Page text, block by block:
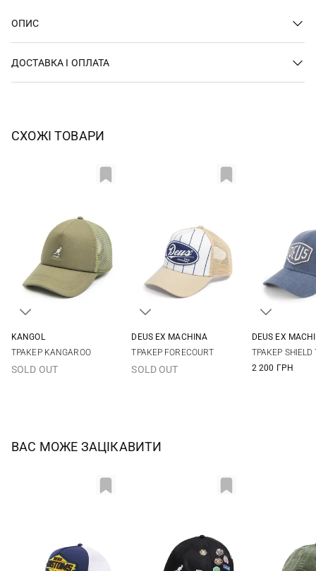
ОПИС
ДОСТАВКА І ОПЛАТА
СХОЖІ ТОВАРИ
KANGOL
ТРАКЕР KANGAROO
SOLD OUT
DEUS EX MACHINА
ТРАКЕР FORECOURT
SOLD OUT
DEUS EX
ТРАКЕР SHIELD
2 200 ГРН
ВАС МОЖЕ ЗАЦІКАВИТИ